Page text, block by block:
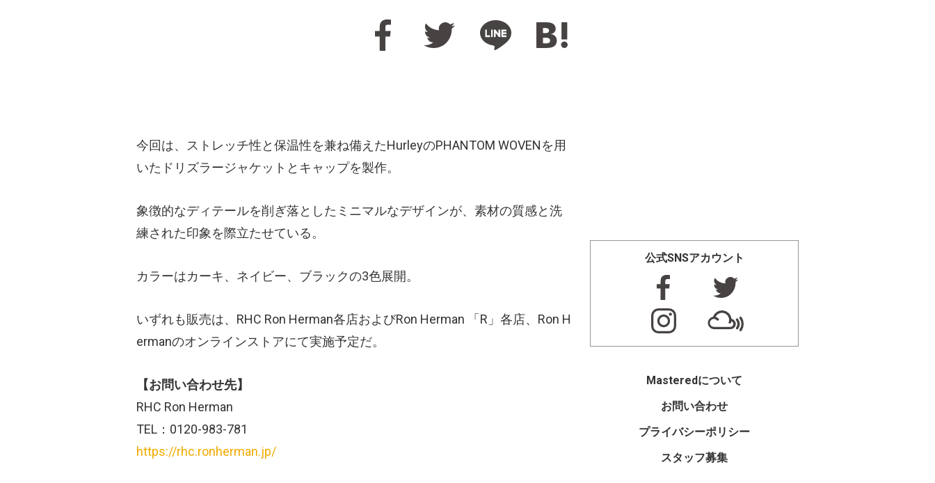
今回は、ストレッチ性と保温性を兼ね備えたHurleyのPHANTOM WOVENを用
いたドリズラージャケットとキャップを製作。
象徴的なディテールを削ぎ落としたミニマルなデザインが、素材の質感と洗
練された印象を際立たせている。
カラーはカーキ、ネイビー、ブラックの3色展開。
いずれも販売は、RHC Ron Herman各店およびRon Herman 「R」各店、Ron H
ermanのオンラインストアにて実施予定だ。
【お問い合わせ先】
RHC Ron Herman
TEL：0120-983-781
https://rhc.ronherman.jp/
公式SNSアカウント
Masteredについて
お問い合わせ
プライバシーポリシー
スタッフ募集